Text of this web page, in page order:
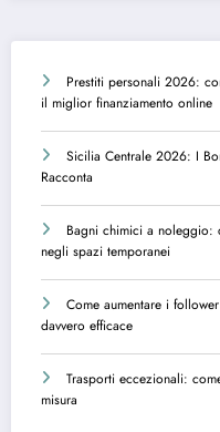
Prestiti personali 2026:
il miglior finanziamento online
Sicilia Centrale 2026: I
Racconta
Bagni chimici a noleggio:
negli spazi temporanei
Come aumentare i
davvero efficace
Trasporti eccezionali:
misura